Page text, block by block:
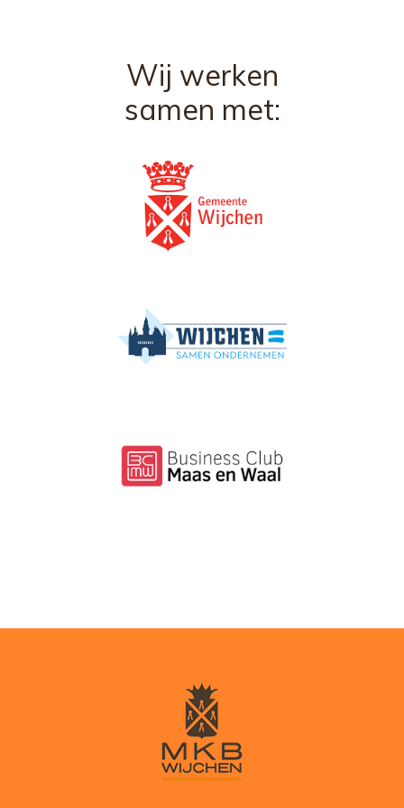
Wij werken
samen met: